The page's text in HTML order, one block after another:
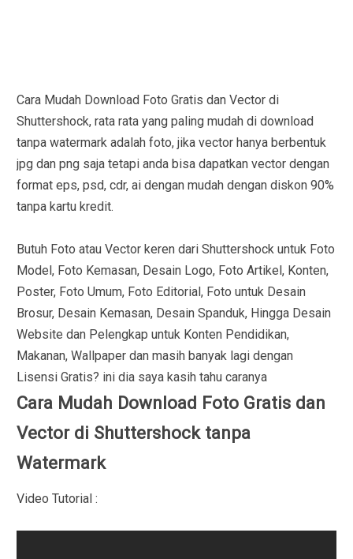
Cara Mudah Download Foto Gratis dan Vector di
Shuttershock, rata rata yang paling mudah di download
tanpa watermark adalah foto, jika vector hanya berbentuk
jpg dan png saja tetapi anda bisa dapatkan vector dengan
format eps, psd, cdr, ai dengan mudah dengan diskon 90%
tanpa kartu kredit.
Butuh Foto atau Vector keren dari Shuttershock untuk Foto
Model, Foto Kemasan, Desain Logo, Foto Artikel, Konten,
Poster, Foto Umum, Foto Editorial, Foto untuk Desain
Brosur, Desain Kemasan, Desain Spanduk, Hingga Desain
Website dan Pelengkap untuk Konten Pendidikan,
Makanan, Wallpaper dan masih banyak lagi dengan
Lisensi Gratis? ini dia saya kasih tahu caranya
Cara Mudah Download Foto Gratis dan
Vector di Shuttershock tanpa
Watermark
Video Tutorial :